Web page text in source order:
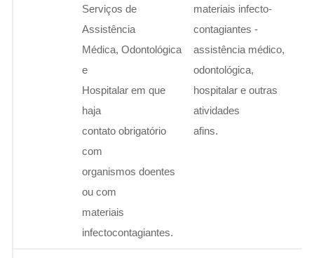
Serviços de
Assistência
Médica, Odontológica
e
Hospitalar em que
haja
contato obrigatório
com
organismos doentes
ou com
materiais
infectocontagiantes.
materiais infecto-
contagiantes -
assistência médico,
odontológica,
hospitalar e outras
atividades
afins.